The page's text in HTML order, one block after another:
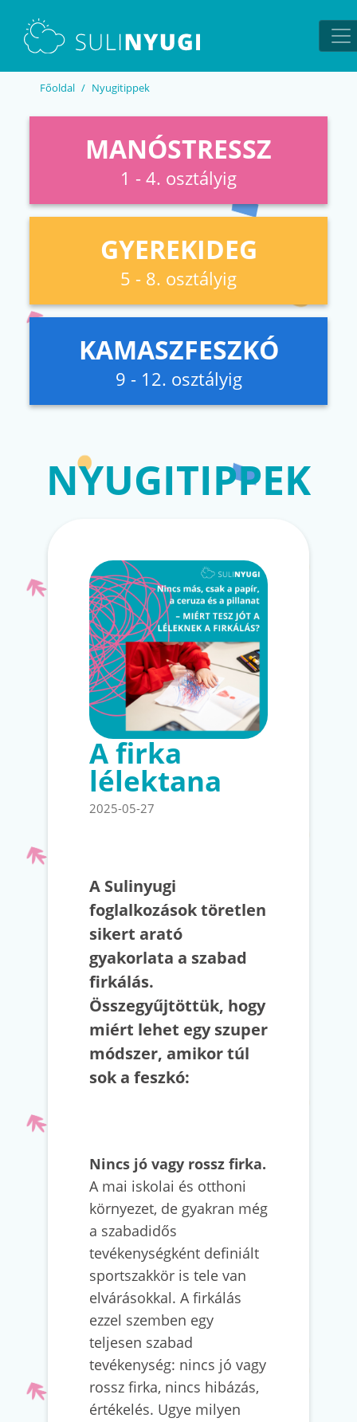
Főoldal Nyugitippek
MANÓSTRESSZ
1 - 4. osztályig
GYEREKIDEG
5 - 8. osztályig
KAMASZFESZKÓ
9 - 12. osztályig
NYUGITIPPEK
A firka
lélektana
2025-05-27
A Sulinyugi
foglalkozások töretlen
sikert arató
gyakorlata a szabad
firkálás.
Összegyűjtöttük, hogy
miért lehet egy szuper
módszer, amikor túl
sok a feszkó:
Nincs jó vagy rossz firka.
A mai iskolai és otthoni
környezet, de gyakran még
a szabadidős
tevékenységként definiált
sportszakkör is tele van
elvárásokkal. A firkálás
ezzel szemben egy
teljesen szabad
tevékenység: nincs jó vagy
rossz firka, nincs hibázás,
értékelés. Ugye milyen